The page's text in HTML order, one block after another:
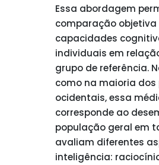
Essa abordagem
comparação objetiva
capacidades
individuais em
grupo de referência.
como na maioria dos
ocidentais, essa
corresponde ao
população geral em
avaliam diferentes
inteligência: